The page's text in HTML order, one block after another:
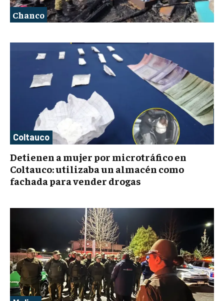
Chanco
Coltauco
Detienen a mujer por microtráfico en
Coltauco: utilizaba un almacén como
fachada para vender drogas